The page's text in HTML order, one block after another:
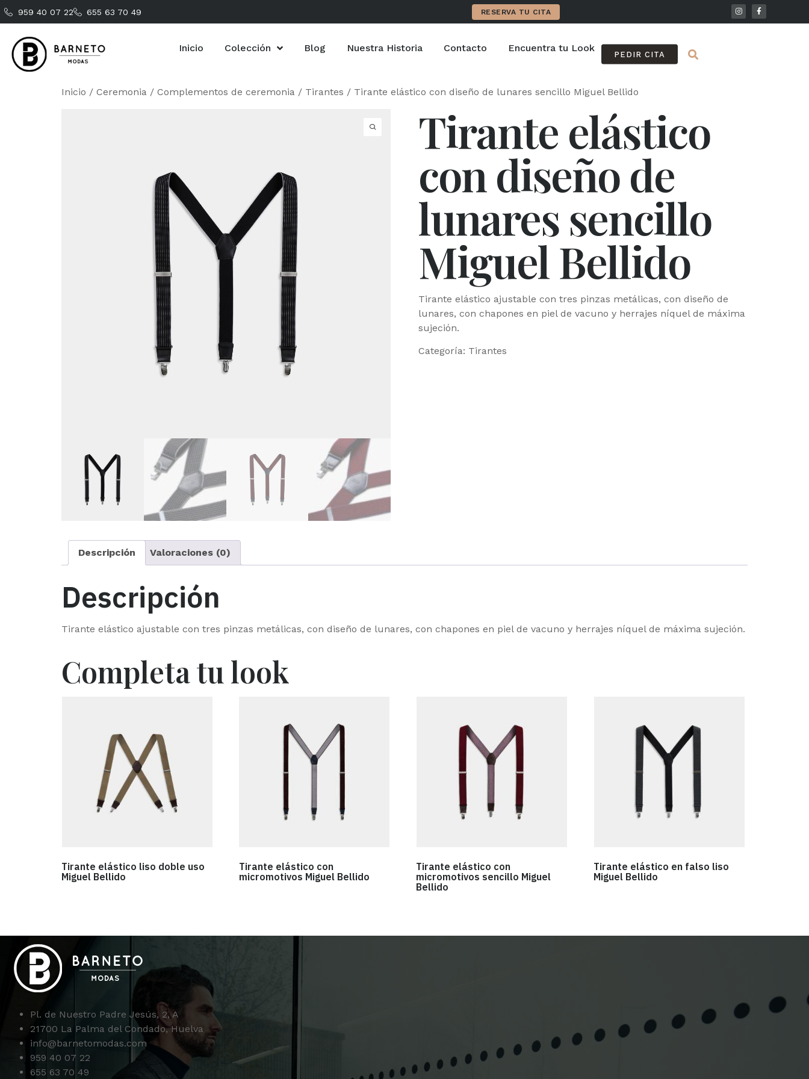
959 40 07 22 655 63 70 49 RESERVA TU CITA
Inicio Colección Blog Nuestra Historia Contacto Encuentra tu Look FAQ
PEDIR CITA
Inicio / Ceremonia / Complementos de ceremonia / Tirantes / Tirante elástico con diseño de lunares sencillo Miguel Bellido
Tirante elástico
con diseño de
lunares sencillo
Miguel Bellido
Tirante elástico ajustable con tres pinzas metálicas, con diseño de
lunares, con chapones en piel de vacuno y herrajes níquel de máxima
sujeción.
Categoría: Tirantes
Descripción Valoraciones (0)
Descripción
Tirante elástico ajustable con tres pinzas metálicas, con diseño de lunares, con chapones en piel de vacuno y herrajes níquel de máxima sujeción.
Tirante elástico liso doble uso
Miguel Bellido
Tirante elástico con
micromotivos Miguel Bellido
Tirante elástico con
micromotivos sencillo Miguel
Bellido
Tirante elástico en falso liso
Miguel Bellido
Pl. de Nuestro Padre Jesús, 2, A
21700 La Palma del Condado, Huelva
info@barnetomodas.com
959 40 07 22
655 63 70 49